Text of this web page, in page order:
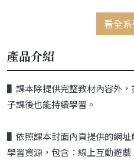
Access code for Classroom
Presentation Tool &
Teacher Resource Center)
(密碼銀漆一經刮開，恕不退
看全
產品介紹
▌課本除提供完整教材內容外
子課後也能持續學習。
▌依照課本封面內頁提供的網址
學習資源，包含：線上互動遊